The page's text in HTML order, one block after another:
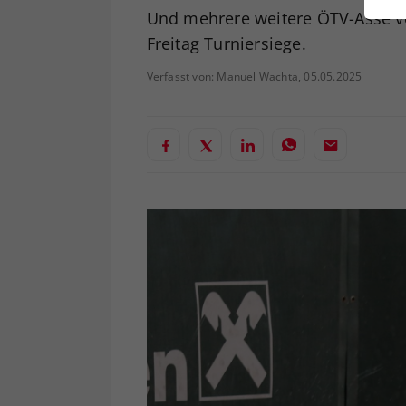
Und mehrere weitere ÖTV-Asse
Freitag Turniersiege.
Verfasst von: Manuel Wachta, 05.05.2025